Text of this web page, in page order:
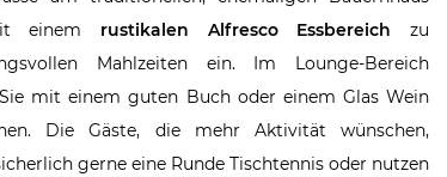
einem rustikalen Alfresco Essbereich zu
Mahlzeiten ein. Im Lounge-Bereich
mit einem guten Buch oder einem Glas Wein
Die Gäste, die mehr Aktivität wünschen,
gerne eine Runde Tischtennis oder nutzen